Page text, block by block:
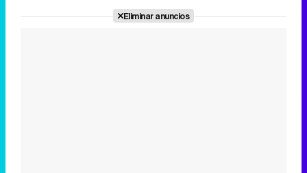
Eliminar anuncios